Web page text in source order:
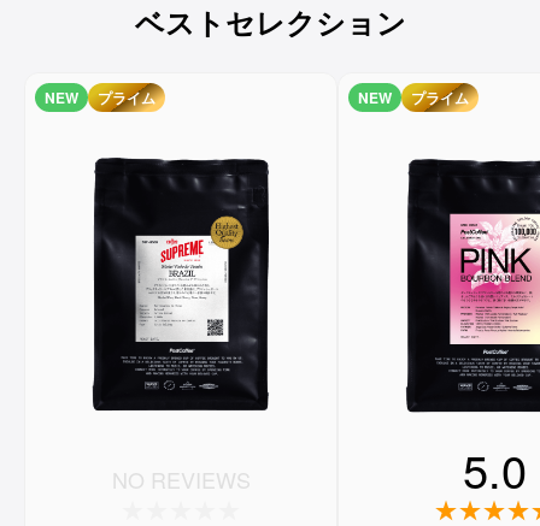
ベストセレクション
NEW プライム
NO REVIEWS
NEW プライム
5.0